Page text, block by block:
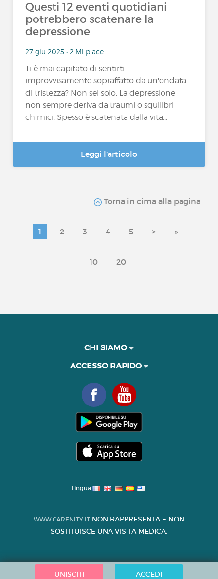
Questi 12 eventi quotidiani
potrebbero scatenare la
depressione
27 giu 2025 • 2 Mi piace
Ti è mai capitato di sentirti
improvvisamente sopraffatto da un'ondata
di tristezza? Non sei solo. La depressione
non sempre deriva da traumi o squilibri
chimici. Spesso è scatenata dalla vita...
Leggi l’articolo
Torna in cima alla pagina
1 2 3 4 5 > »
10 20
UNISCITI ACCEDI
CHI SIAMO
ACCESSO RAPIDO
Lingua
WWW.CARENITY.IT NON RAPPRESENTA E NON
SOSTITUISCE UNA VISITA MEDICA.